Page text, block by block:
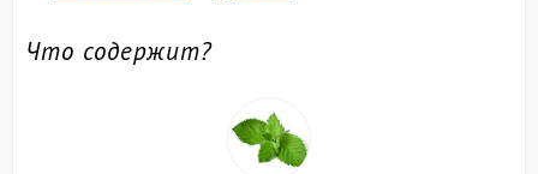
Что содержит?